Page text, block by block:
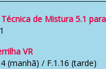
de Mistura 5.1
VR
(manhã) / F.1.16 (tarde)